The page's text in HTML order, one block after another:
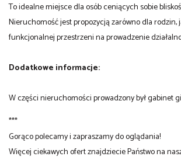
To idealne miejsce dla osób ceniących sobie
Nieruchomość jest propozycją zarówno dla rodzin,
funkcjonalnej przestrzeni na prowadzenie
Dodatkowe informacje:
W części nieruchomości prowadzony był gabinet
***
Gorąco polecamy i zapraszamy do oglądania!
Więcej ciekawych ofert znajdziecie Państwo na